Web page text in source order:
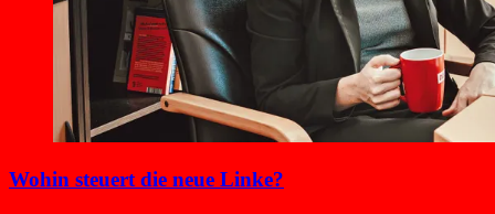
Wohin steuert die neue Linke?